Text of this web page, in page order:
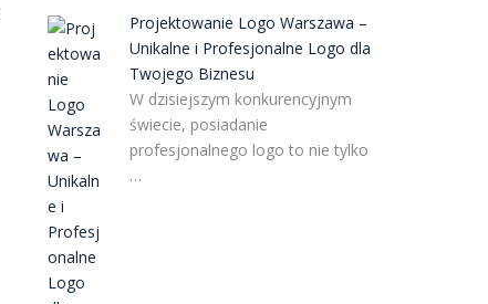
Projektowanie Logo Warszawa –
Unikalne i Profesjonalne Logo dla
Twojego Biznesu
W dzisiejszym konkurencyjnym
świecie, posiadanie
profesjonalnego logo to nie tylko
…